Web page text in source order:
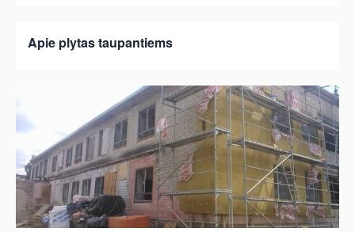
Apie plytas taupantiems